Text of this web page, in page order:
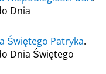
Dnia
Świętego Patryka.
Dnia Świętego